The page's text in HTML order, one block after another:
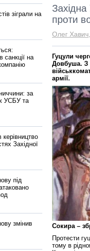
зіграли на
санкції на
за
УСБУ та
Західної
під
змінив
проти
Олег Хавич
Гуцули
Довбуша. З
армії.
Сокира –
Протести
тому в